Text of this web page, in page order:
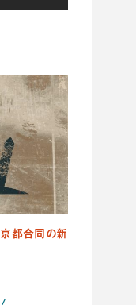
都合同の新